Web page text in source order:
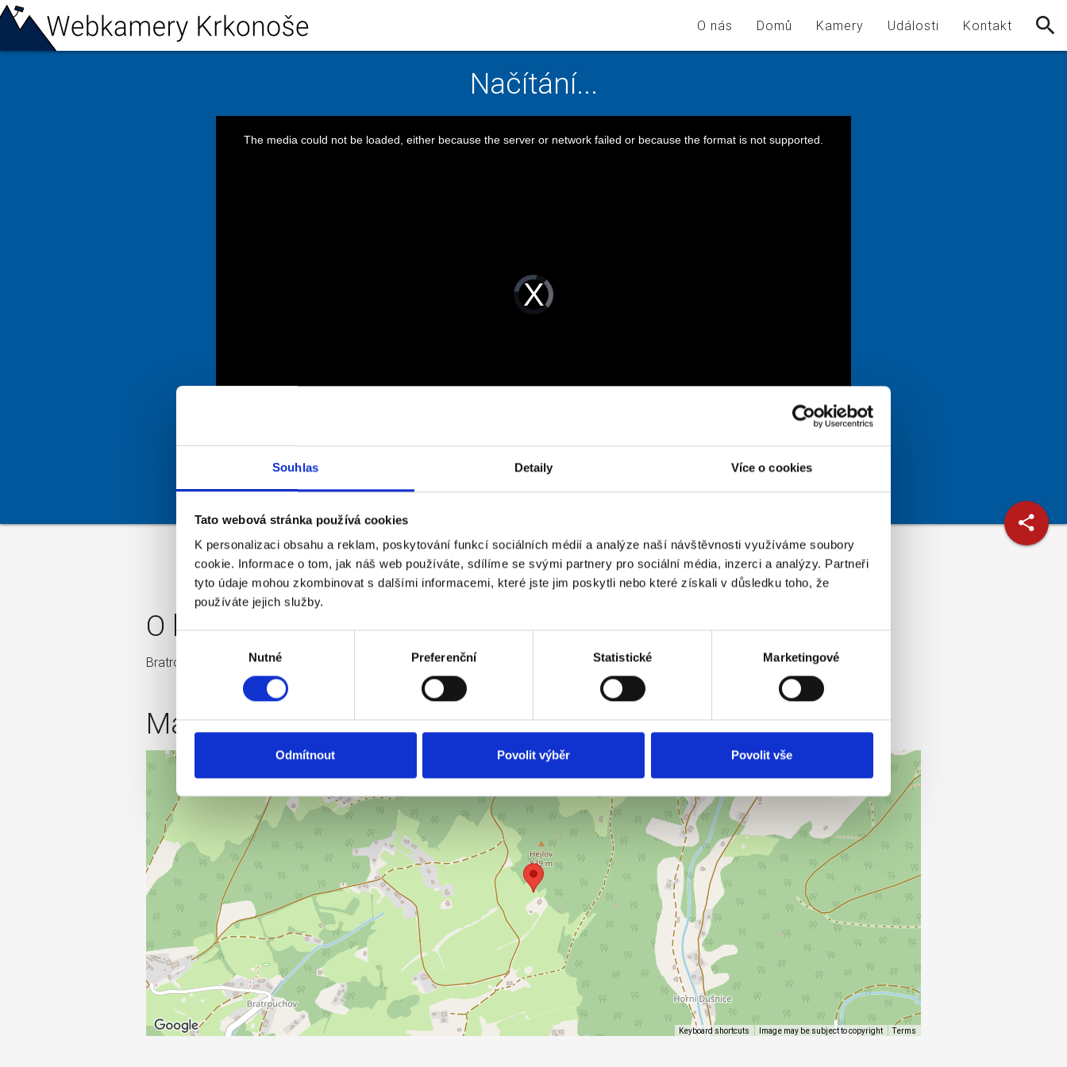
Souhlas Detaily Více o cookies
Tato webová stránka používá cookies
K personalizaci obsahu a reklam, poskytování funkcí sociálních médií a analýze naší návštěvnosti využíváme soubory
cookie. Informace o tom, jak náš web používáte, sdílíme se svými partnery pro sociální média, inzerci a analýzy. Partneři
tyto údaje mohou zkombinovat s dalšími informacemi, které jste jim poskytli nebo které získali v důsledku toho, že
používáte jejich služby.
Výběr
souhlasu
Nutné Preferenční Statistické Marketingové
Odmítnout Povolit výběr Povolit vše
O nás Domů Kamery Události Kontakt
Načítání...
Video
Player
loading.
The media could not be loaded, either because the server or network failed or because the format is not supported.
O kameře
Bratrouchov U Dvou Kozlu
Mapa
Keyboard shortcuts Image may be subject to copyright Terms